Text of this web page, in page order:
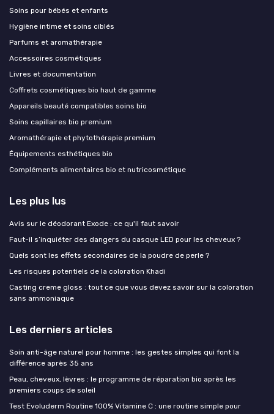
Soins pour bébés et enfants
Hygiène intime et soins ciblés
Parfums et aromathérapie
Accessoires cosmétiques
Livres et documentation
Coffrets cosmétiques bio haut de gamme
Appareils beauté compatibles soins bio
Soins capillaires bio premium
Aromathérapie et phytothérapie premium
Équipements esthétiques bio
Compléments alimentaires bio et nutricosmétique
Les plus lus
Avis sur le déodorant Exode : ce qu'il faut savoir
Faut-il s’inquiéter des dangers du casque LED pour les cheveux ?
Quels sont les effets secondaires de la poudre de perle ?
Les risques potentiels de la coloration Khadi
Casting creme gloss : tout ce que vous devez savoir sur la coloration
sans ammoniaque
Les derniers articles
Soin anti-âge naturel pour homme : les gestes simples qui font la
différence après 35 ans
Peau, cheveux, lèvres : le programme de réparation bio après les
premiers coups de soleil
Test Evoluderm Routine 100% Vitamine C : une routine simple pour